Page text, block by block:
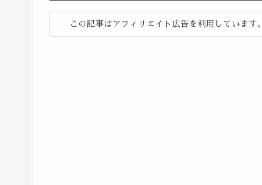
この記事はアフィリエイト広告を利用しています。